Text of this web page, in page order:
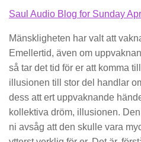
Saul Audio Blog for Sunday
Mänskligheten har valt att
Emellertid, även om
så tar det tid för er att komma
illusionen till stor del handlar
dess att ert uppvaknande
kollektiva dröm, illusionen.
ni avsåg att den skulle vara